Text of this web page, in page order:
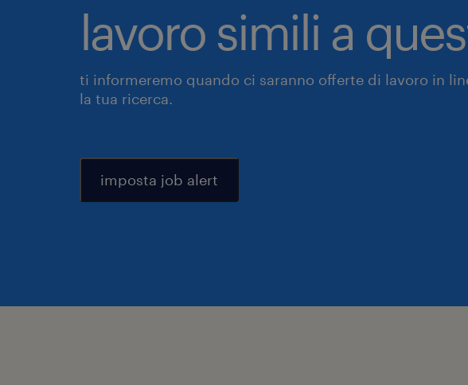
lavoro simili a
ti informeremo quando ci saranno offerte di lavoro in
la tua ricerca.
imposta job alert